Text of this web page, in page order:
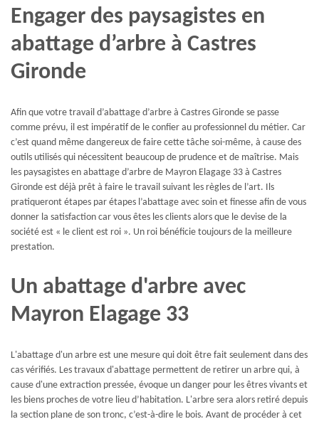
Engager des paysagistes en
abattage d’arbre à Castres
Gironde
Afin que votre travail d’abattage d’arbre à Castres Gironde se passe
comme prévu, il est impératif de le confier au professionnel du métier. Car
c’est quand même dangereux de faire cette tâche soi-même, à cause des
outils utilisés qui nécessitent beaucoup de prudence et de maîtrise. Mais
les paysagistes en abattage d’arbre de Mayron Elagage 33 à Castres
Gironde est déjà prêt à faire le travail suivant les règles de l’art. Ils
pratiqueront étapes par étapes l’abattage avec soin et finesse afin de vous
donner la satisfaction car vous êtes les clients alors que le devise de la
société est « le client est roi ». Un roi bénéficie toujours de la meilleure
prestation.
Un abattage d'arbre avec
Mayron Elagage 33
L'abattage d'un arbre est une mesure qui doit être fait seulement dans des
cas vérifiés. Les travaux d'abattage permettent de retirer un arbre qui, à
cause d'une extraction pressée, évoque un danger pour les êtres vivants et
les biens proches de votre lieu d’habitation. L'arbre sera alors retiré depuis
la section plane de son tronc, c’est-à-dire le bois. Avant de procéder à cet